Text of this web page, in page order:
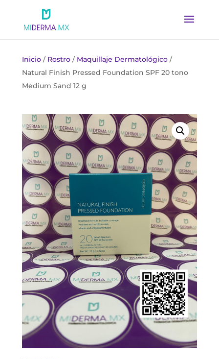
Inicio/ Rostro/ Maquillaje Dermatológico/
Natural Finish Pressed Foundation SPF 20 tono
Medium Sand 12 g